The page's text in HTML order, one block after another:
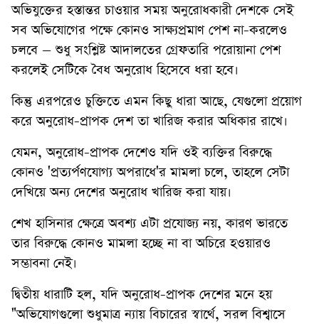
অভিযুক্তের হস্তান্তর চাওয়ার সময় অনুরোধকারী দেশকে সেই
সব অভিযোগের পক্ষে কোনও সাক্ষ্যপ্রমাণ পেশ না-করলেও
চলবে – শুধু সংশ্লিষ্ট আদালতের গ্রেফতারি পরোয়ানা পেশ
করলেই সেটিকে বৈধ অনুরোধ হিসেবে ধরা হবে।
কিন্তু এরপরেও চুক্তিতে এমন কিছু ধারা আছে, যেগুলো প্রয়োগ
করে অনুরোধ-প্রাপক দেশ তা খারিজ করার অধিকার রাখে।
যেমন, অনুরোধ-প্রাপক দেশেও যদি ওই ব্যক্তির বিরুদ্ধে
কোনও 'প্রত্যর্পণযোগ্য অপরাধে'র মামলা চলে, তাহলে সেটা
দেখিয়ে অন্য দেশের অনুরোধ খারিজ করা যায়।
শেখ হাসিনার ক্ষেত্রে অবশ্য এটা প্রযোজ্য নয়, কারণ ভারতে
তার বিরুদ্ধে কোনও মামলা হচ্ছে না বা অচিরে হওয়ারও
সম্ভাবনা নেই।
দ্বিতীয় ধারাটি হল, যদি অনুরোধ-প্রাপক দেশের মনে হয়
"অভিযোগগুলো শুধুমাত্র ন্যায় বিচারের স্বার্থে, সরল বিশ্বাসে